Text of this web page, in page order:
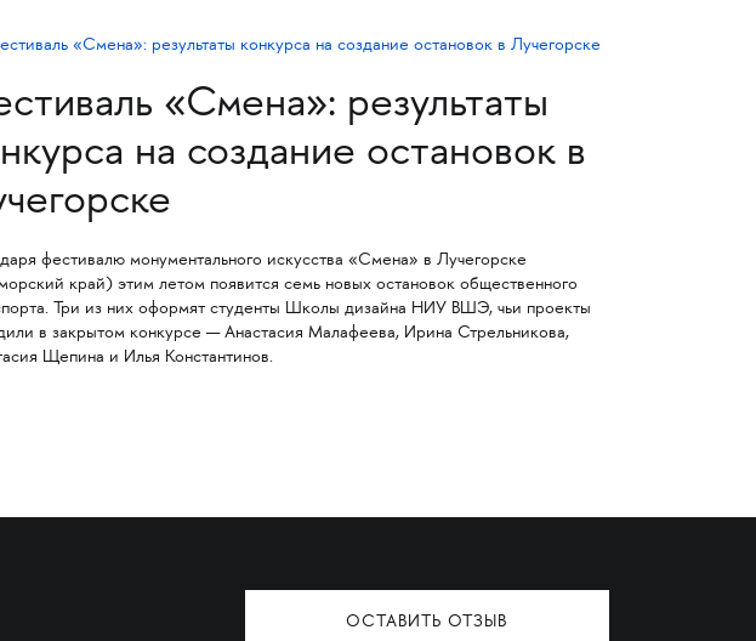
«Смена»: результаты
на создание остановок в
фестивалю монументального искусства «Смена» в Лучегорске
край) этим летом появится семь новых остановок общественного
Три из них оформят студенты Школы дизайна НИУ ВШЭ, чьи проекты
в закрытом конкурсе — Анастасия Малафеева, Ирина Стрельникова,
Щепина и Илья Константинов.
ОСТАВИТЬ ОТЗЫВ